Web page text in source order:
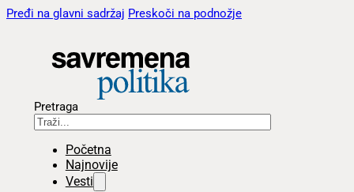
Pređi na glavni sadržaj Preskoči na podnožje
Pretraga
Početna
Najnovije
Vesti